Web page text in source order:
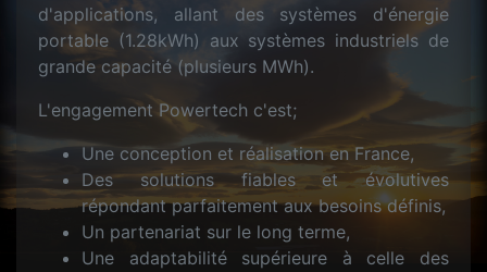
d'applications, allant des systèmes d'énergie
portable (1.28kWh) aux systèmes industriels de
grande capacité (plusieurs MWh).
L'engagement Powertech c'est;
Une conception et réalisation en France,
Des solutions fiables et évolutives
répondant parfaitement aux besoins définis,
Un partenariat sur le long terme,
Une adaptabilité supérieure à celle des